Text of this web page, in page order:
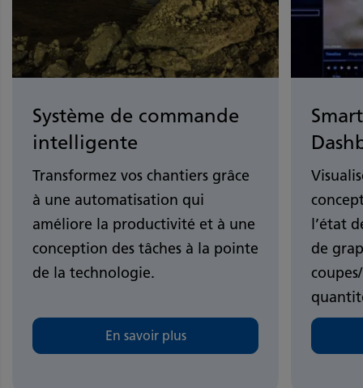
Système de commande
intelligente
Transformez vos chantiers grâce
à une automatisation qui
améliore la productivité et à une
conception des tâches à la pointe
de la technologie.
En savoir plus
l’état
de